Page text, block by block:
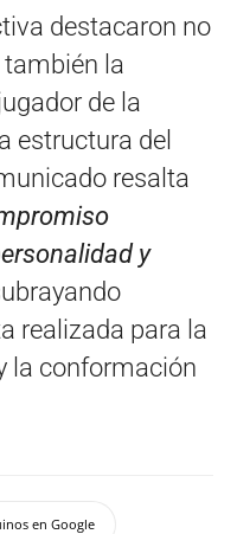
destacaron no
la
de la
estructura del
resalta
y
realizada para la
la conformación
en Google